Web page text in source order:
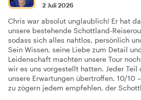
2 Juli 2026
Chris war absolut unglaublich! Er hat
unsere bestehende Schottland-
sodass sich alles nahtlos, persönlich
Sein Wissen, seine Liebe zum Detail
Leidenschaft machten unsere Tour
wir es uns vorgestellt hatten. Jeder Teil
unsere Erwartungen übertroffen. 10/10
zu zögern jedem empfehlen, der